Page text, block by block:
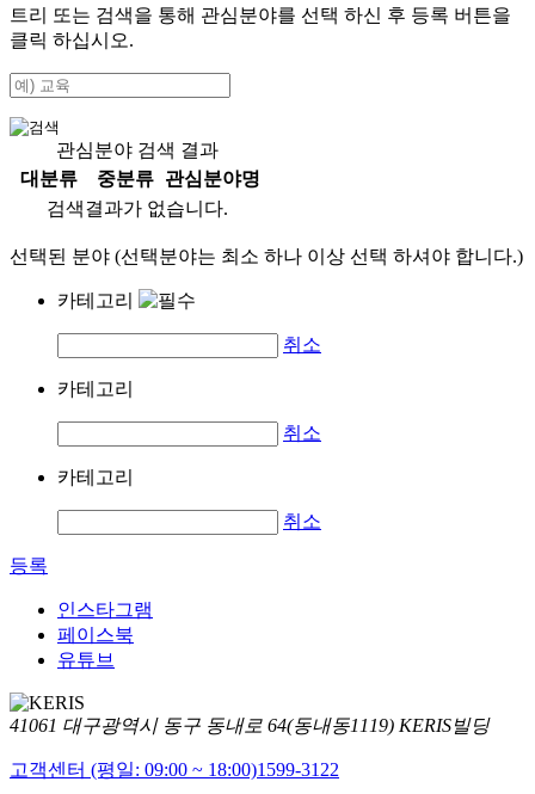
트리 또는 검색을 통해 관심분야를 선택 하신 후 등록 버튼을
클릭 하십시오.
관심분야 검색 결과
대분류
중분류
관심분야명
검색결과가 없습니다.
선택된 분야 (선택분야는 최소 하나 이상 선택 하셔야 합니다.)
카테고리
취소
카테고리
취소
카테고리
취소
등록
인스타그램
페이스북
유튜브
41061 대구광역시 동구 동내로 64(동내동1119) KERIS빌딩
고객센터 (평일: 09:00 ~ 18:00)1599-3122